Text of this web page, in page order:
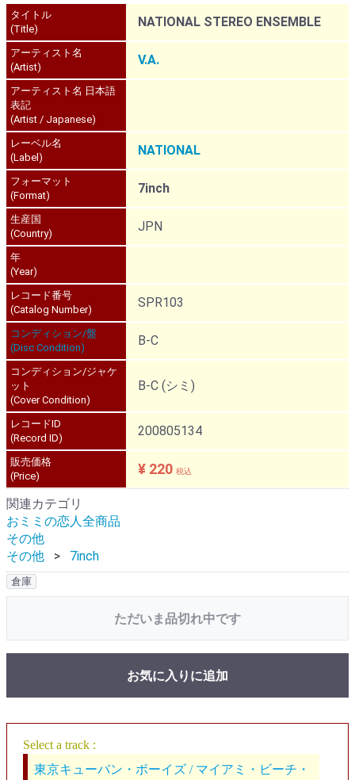
タイトル
(Title)
NATIONAL STEREO ENSEMBLE
アーティスト名
(Artist)
V.A.
アーティスト名 日本語
表記
(Artist / Japanese)
レーベル名
(Label)
NATIONAL
フォーマット
(Format)
7inch
生産国
(Country)
JPN
年
(Year)
レコード番号
(Catalog Number)
SPR103
コンディション/盤
(Disc Condition)
B-C
コンディション/ジャケ
ット
(Cover Condition)
B-C (シミ)
レコードID
(Record ID)
200805134
販売価格
(Price)
¥ 220 税込
関連カテゴリ
おミミの恋人全商品
その他
その他
7inch
倉庫
ただいま品切れ中です
お気に入りに追加
Select a track :
東京キューバン・ボーイズ / マイアミ・ビーチ・